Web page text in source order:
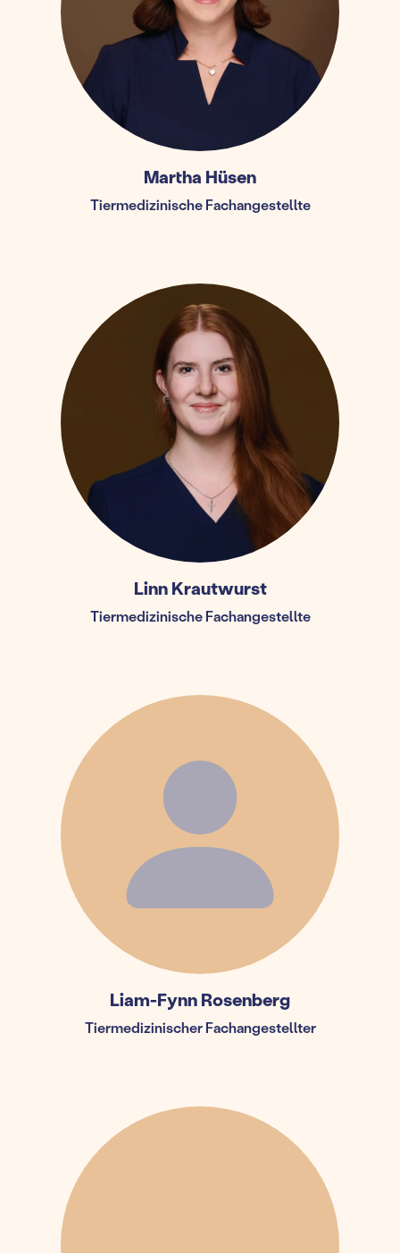
Martha Hüsen
Tiermedizinische Fachangestellte
Linn Krautwurst
Tiermedizinische Fachangestellte
Liam-Fynn Rosenberg
Tiermedizinischer Fachangestellter